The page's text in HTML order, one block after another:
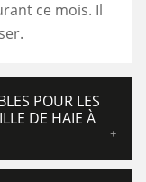
ce mois. Il
POUR LES
DE HAIE À